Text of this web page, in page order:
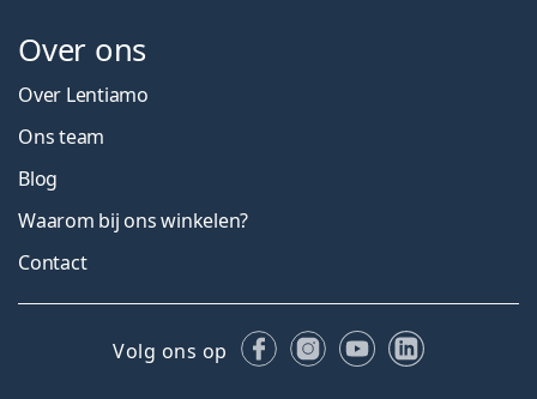
Over ons
Over Lentiamo
Ons team
Blog
Waarom bij ons winkelen?
Contact
Volg ons op FacebookInstagram
YouTubeLinkedIn